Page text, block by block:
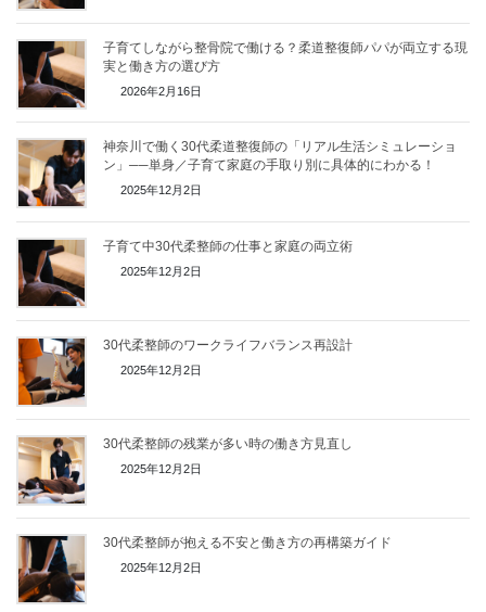
子育てしながら整骨院で働ける？柔道整復師パパが両立する現
実と働き方の選び方
2026年2月16日
神奈川で働く30代柔道整復師の「リアル生活シミュレーショ
ン」──単身／子育て家庭の手取り別に具体的にわかる！
2025年12月2日
子育て中30代柔整師の仕事と家庭の両立術
2025年12月2日
30代柔整師のワークライフバランス再設計
2025年12月2日
30代柔整師の残業が多い時の働き方見直し
2025年12月2日
30代柔整師が抱える不安と働き方の再構築ガイド
2025年12月2日